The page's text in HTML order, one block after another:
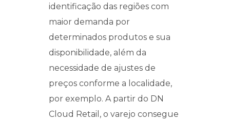
identificação das regiões com
maior demanda por
determinados produtos e sua
disponibilidade, além da
necessidade de ajustes de
preços conforme a localidade,
por exemplo. A partir do DN
Cloud Retail, o varejo consegue